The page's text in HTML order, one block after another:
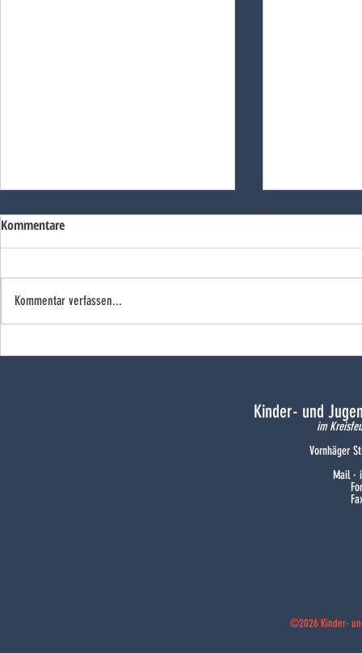
JF Pollhagen
Kommentare
Kommentar verfassen...
Kinder- und
im
Vornhäger
Mail ·
©2026 Kinder-